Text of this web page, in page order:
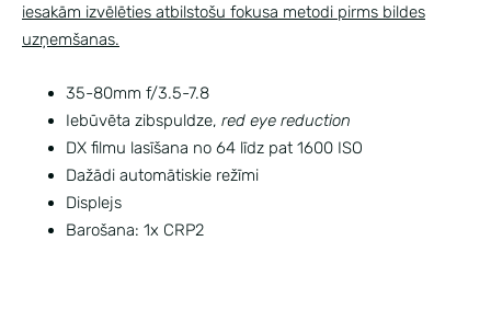
iesakām izvēlēties atbilstošu fokusa metodi pirms bildes
uzņemšanas.
35-80mm f/3.5-7.8
Iebūvēta zibspuldze, red eye reduction
DX filmu lasīšana no 64 līdz pat 1600 ISO
Dažādi automātiskie režīmi
Displejs
Barošana: 1x CRP2